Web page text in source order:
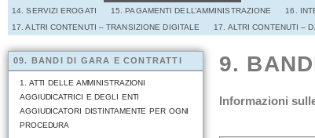
14. SERVIZI EROGATI
15. PAGAMENTI DELL’AMMINISTRAZIONE 16.
17. ALTRI CONTENUTI – TRANSIZIONE DIGITALE
17. ALTRI CONTENUTI –
09. BANDI DI GARA E CONTRATTI
1. ATTI DELLE AMMINISTRAZIONI
AGGIUDICATRICI E DEGLI ENTI
AGGIUDICATORI DISTINTAMENTE PER OGNI
PROCEDURA
9.
Informazioni